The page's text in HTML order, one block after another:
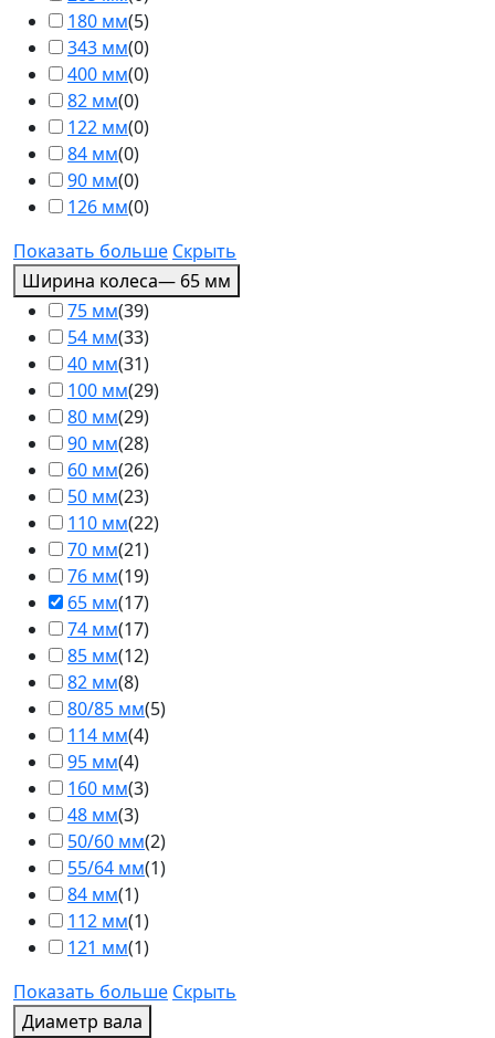
180 мм(5)
343 мм(0)
400 мм(0)
82 мм(0)
122 мм(0)
84 мм(0)
90 мм(0)
126 мм(0)
Показать больше Скрыть
Ширина колеса— 65 мм
75 мм(39)
54 мм(33)
40 мм(31)
100 мм(29)
80 мм(29)
90 мм(28)
60 мм(26)
50 мм(23)
110 мм(22)
70 мм(21)
76 мм(19)
65 мм(17)
74 мм(17)
85 мм(12)
82 мм(8)
80/85 мм(5)
114 мм(4)
95 мм(4)
160 мм(3)
48 мм(3)
50/60 мм(2)
55/64 мм(1)
84 мм(1)
112 мм(1)
121 мм(1)
Показать больше Скрыть
Диаметр вала